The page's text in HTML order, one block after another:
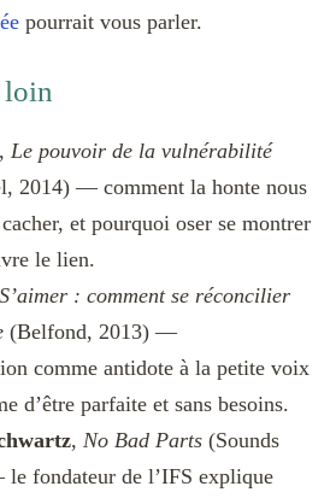
pourrait vous parler.
loin
, Le pouvoir de la vulnérabilité
2014) — comment la honte nous
et pourquoi oser se montrer
le lien.
S’aimer : comment se réconcilier
(Belfond, 2013) —
comme antidote à la petite voix
d’être parfaite et sans besoins.
, No Bad Parts (Sounds
fondateur de l’IFS explique